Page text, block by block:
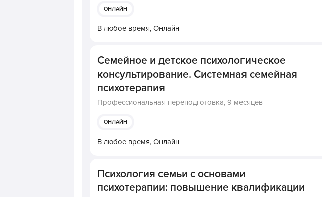
ОНЛАЙН
В любое время, Онлайн
Семейное и детское психологическое
консультирование. Системная семейная
психотерапия
Профессиональная переподготовка, 9 месяцев
ОНЛАЙН
В любое время, Онлайн
Психология семьи с основами
психотерапии: повышение квалификации